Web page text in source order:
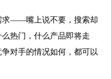
求——嘴上说不要，搜索却
热门，什么产品即将走
对手的情况如何，都可以